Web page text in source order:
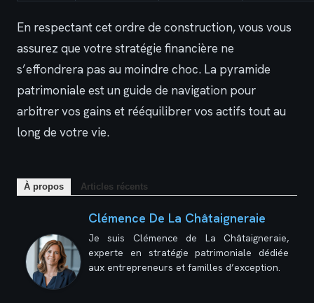
En respectant cet ordre de construction, vous vous
assurez que votre stratégie financière ne
s’effondrera pas au moindre choc. La pyramide
patrimoniale est un guide de navigation pour
arbitrer vos gains et rééquilibrer vos actifs tout au
long de votre vie.
À propos Articles récents
Clémence De La Châtaigneraie
Je suis Clémence de La Châtaigneraie,
experte en stratégie patrimoniale dédiée
aux entrepreneurs et familles d’exception.